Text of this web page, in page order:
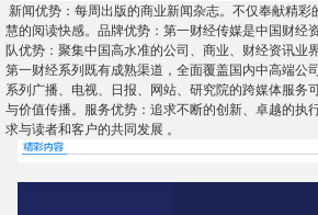
新闻优势：每周出版的商业新闻杂志。不仅奉献精
慧的阅读快感。品牌优势：第一财经传媒是中国财经
队优势：聚集中国高水准的公司、商业、财经资讯业
第一财经系列既有成熟渠道，全面覆盖国内中高端公
系列广播、电视、日报、网站、研究院的跨媒体服务
与价值传播。服务优势：追求不断的创新、卓越的执
求与读者和客户的共同发展 。